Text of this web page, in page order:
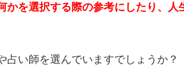
かを選択する際の参考にしたり、人
い師を選んでいますでしょうか？